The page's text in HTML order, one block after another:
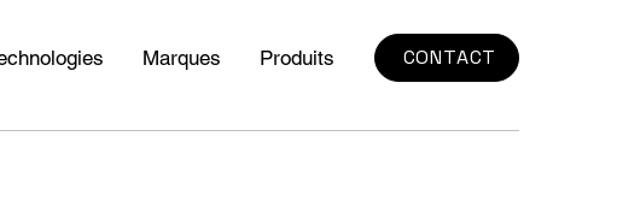
Marques Produits CONTACT